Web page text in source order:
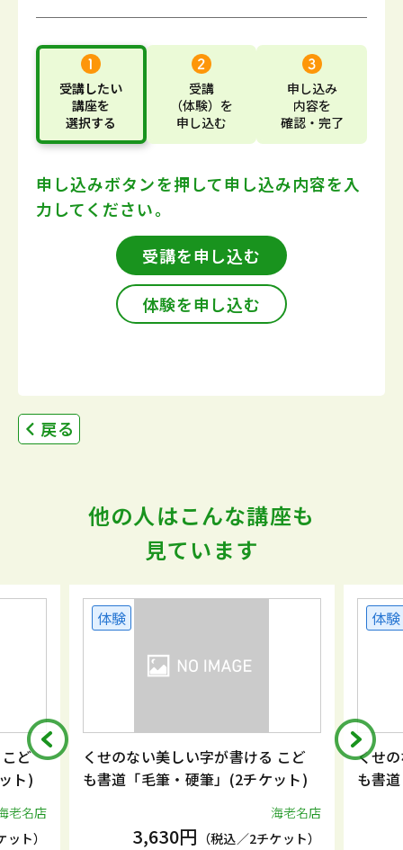
受講したい
講座を
選択する
受講
（体験） を
申し込む
申し込み
内容を
確認・完了
申し込みボタンを押して申し込み内容を入
力してください。
受講を申し込む
体験を申し込む
戻る
他の人はこんな講座も
見ています
ど
ト)
老名店
ト）
体験
くせのない美しい字が書ける こど
も書道「毛筆・硬筆」(2チケット)
海老名店
3,630円 （税込／2チケット）
体験
くせ
も書